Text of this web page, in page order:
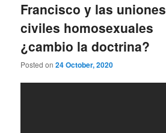
Francisco y las uniones
civiles homosexuales
¿cambio la doctrina?
Posted on24 October, 2020